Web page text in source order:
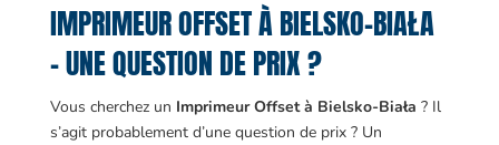
IMPRIMEUR OFFSET À BIELSKO-BIAŁA
– UNE QUESTION DE PRIX ?
Vous cherchez un Imprimeur Offset à Bielsko-Biała ? Il
s’agit probablement d’une question de prix ? Un